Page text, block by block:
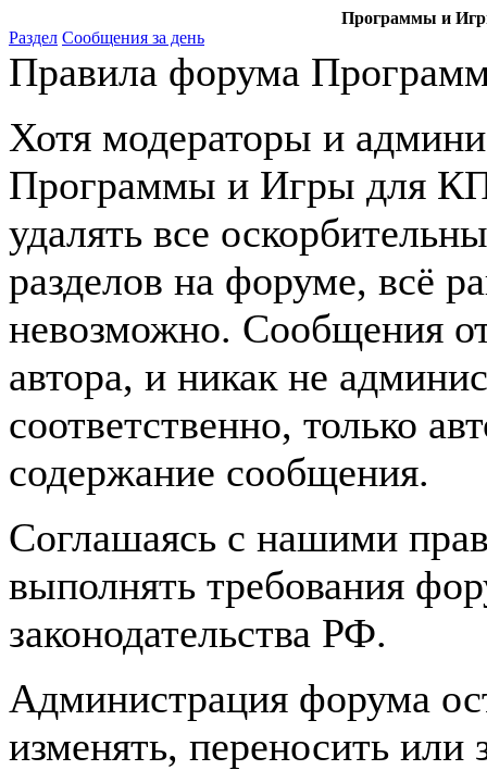
Программы и
Раздел Сообщения за день
Правила форума
Хотя модераторы и
Программы и Игры для
удалять все
разделов на форуме, всё
невозможно. Сообщения
автора, и никак не
соответственно, только
содержание сообщения.
Соглашаясь с нашими
выполнять требования
законодательства РФ.
Администрация форума
изменять, переносить